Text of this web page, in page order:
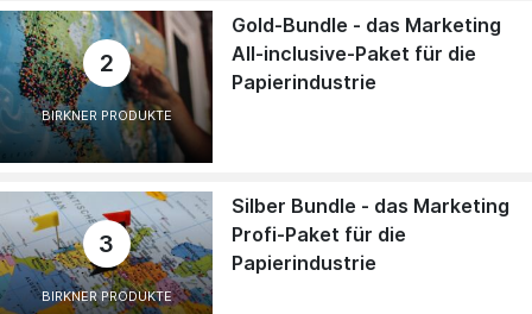
2
BIRKNER PRODUKTE
Gold-Bundle - das Marketing
All-inclusive-Paket für die
Papierindustrie
3
BIRKNER PRODUKTE
Silber Bundle - das Marketing
Profi-Paket für die
Papierindustrie